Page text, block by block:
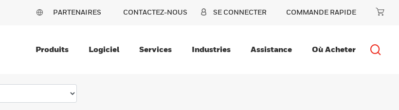
PARTENAIRES CONTACTEZ-NOUS SE CONNECTER COMMANDE RAPIDE
Produits Logiciel Services Industries Assistance Où Acheter